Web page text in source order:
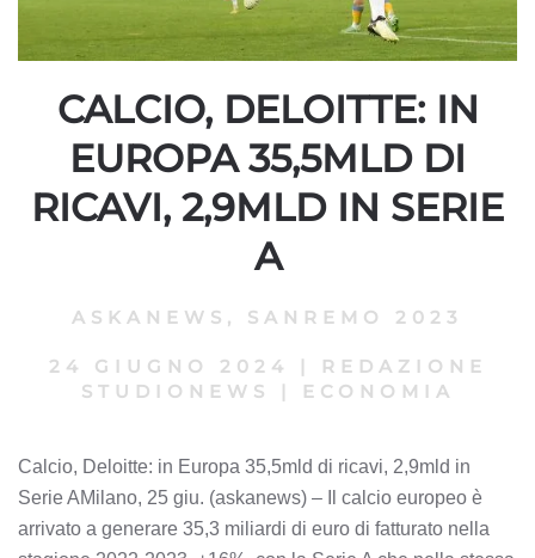
CALCIO, DELOITTE: IN
EUROPA 35,5MLD DI
RICAVI, 2,9MLD IN SERIE
A
ASKANEWS , SANREMO 2023
24 GIUGNO 2024
REDAZIONE
STUDIONEWS
ECONOMIA
Calcio, Deloitte: in Europa 35,5mld di ricavi, 2,9mld in
Serie AMilano, 25 giu. (askanews) – Il calcio europeo è
arrivato a generare 35,3 miliardi di euro di fatturato nella